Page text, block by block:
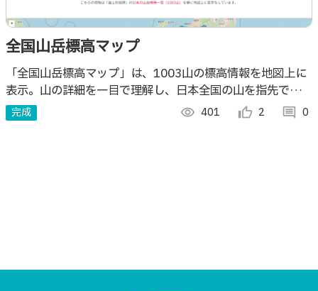
全国山岳標高マップ
「全国山岳標高マップ」は、1003山の標高情報を地図上に
表示。山の詳細を一目で理解し、日本全国の山を指先で楽し
むことができます。
完成 visibility 401 thumb_up_alt 2 comment 0